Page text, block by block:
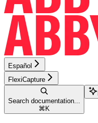
Español
FlexiCapture
Search documentation...
⌘ K